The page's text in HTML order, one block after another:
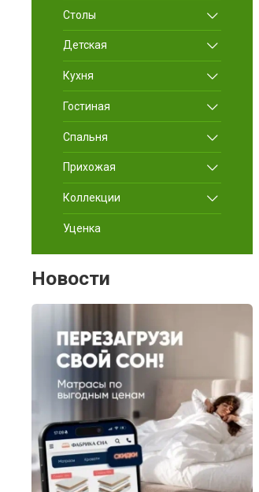
Столы
Детская
Кухня
Гостиная
Спальня
Прихожая
Коллекции
Уценка
Новости